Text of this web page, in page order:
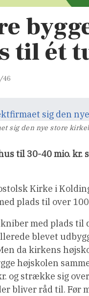
til ét
46
sig den nye store
til 30-40 mio. kr.
Kirke i
plads til over
med plads
blevet
da kirkens
højskolen
og strække sig
bliver råd til. Før